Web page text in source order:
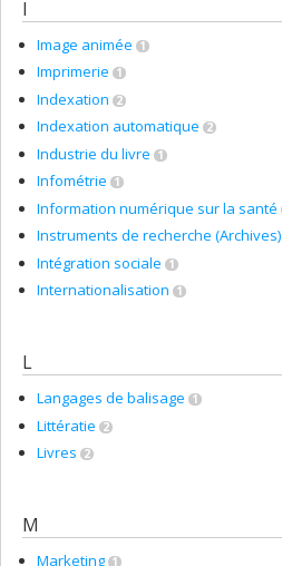
I
Image animée 1
Imprimerie 1
Indexation 2
Indexation automatique 2
Industrie du livre 1
Infométrie 1
Information numérique sur la santé
Instruments de recherche (Archives)
Intégration sociale 1
Internationalisation 1
L
Langages de balisage 1
Littératie 2
Livres 2
M
Marketing 1